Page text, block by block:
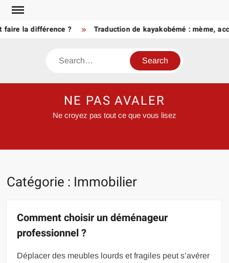
Skip
content
la différence ? Traduction de kayakobémé : mème,
Search
NE PAS AVALER
Ne croyez pas tout ce que vous lisez
Catégorie : Immobilier
Comment choisir un déménageur
professionnel ?
Déplacer des meubles lourds et fragiles peut s’avérer